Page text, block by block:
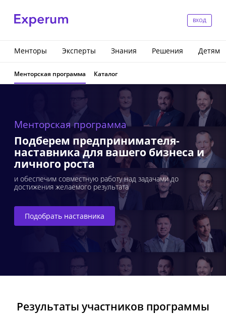
ВХОД
Менторы Эксперты Знания Решения Детям
Менторская программа Каталог
Менторская программа
Подберем предпринимателя-
наставника для вашего бизнеса и
личного роста
и обеспечим совместную работу над задачами до
достижения желаемого результата
Подобрать наставника
Результаты участников программы